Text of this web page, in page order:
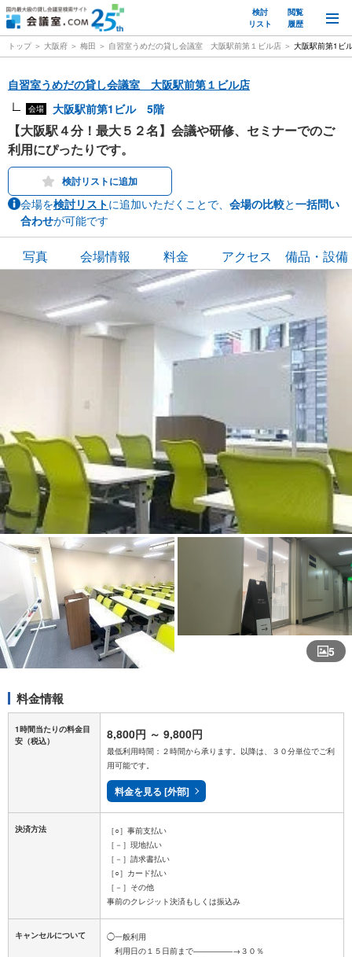
検討
リスト
閲覧
履歴
トップ 大阪府 梅田 自習室うめだの貸し会議室 大阪駅前第１ビル店 大阪駅前第1ビ
自習室うめだの貸し会議室 大阪駅前第１ビル店
会場 大阪駅前第1ビル 5階
【大阪駅４分！最大５２名】会議や研修、セミナーでのご
利用にぴったりです。
検討リストに追加
会場を検討リストに追加いただくことで、 会場の比較と一括問い
合わせが可能です
写真 会場情報 料金 アクセス 備品・設備
5
料金情報
1時間当たりの料金目
安 （税込） 8,800円 ～ 9,800円
最低利用時間：２時間から承ります。以降は、３０分単位でご利
用可能です。
料金を見る [外部]
決済方法
［○］事前支払い
［－］現地払い
［－］請求書払い
［○］カード払い
［－］その他
キャンセルについて
◯一般利用
利用日の１５日前まで―――――→３０％